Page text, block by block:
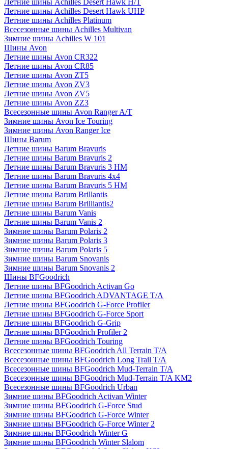
Летние шины Achilles Desert Hawk H/T
Летние шины Achilles Desert Hawk UHP
Летние шины Achilles Platinum
Всесезонные шины Achilles Multivan
Зимние шины Achilles W 101
Шины Avon
Летние шины Avon CR322
Летние шины Avon CR85
Летние шины Avon ZT5
Летние шины Avon ZV3
Летние шины Avon ZV5
Летние шины Avon ZZ3
Всесезонные шины Avon Ranger A/T
Зимние шины Avon Ice Touring
Зимние шины Avon Ranger Ice
Шины Barum
Летние шины Barum Bravuris
Летние шины Barum Bravuris 2
Летние шины Barum Bravuris 3 HM
Летние шины Barum Bravuris 4х4
Летние шины Barum Bravuris 5 HM
Летние шины Barum Brillantis
Летние шины Barum Brilliantis2
Летние шины Barum Vanis
Летние шины Barum Vanis 2
Зимние шины Barum Polaris 2
Зимние шины Barum Polaris 3
Зимние шины Barum Polaris 5
Зимние шины Barum Snovanis
Зимние шины Barum Snovanis 2
Шины BFGoodrich
Летние шины BFGoodrich Activan Go
Летние шины BFGoodrich ADVANTAGE T/A
Летние шины BFGoodrich G-Force Profiler
Летние шины BFGoodrich G-Force Sport
Летние шины BFGoodrich G-Grip
Летние шины BFGoodrich Profiler 2
Летние шины BFGoodrich Touring
Всесезонные шины BFGoodrich All Terrain T/A
Всесезонные шины BFGoodrich Long Trail T/A
Всесезонные шины BFGoodrich Mud-Terrain T/A
Всесезонные шины BFGoodrich Mud-Terrain T/A KM2
Всесезонные шины BFGoodrich Urban
Зимние шины BFGoodrich Activan Winter
Зимние шины BFGoodrich G-Force Stud
Зимние шины BFGoodrich G-Force Winter
Зимние шины BFGoodrich G-Force Winter 2
Зимние шины BFGoodrich Winter G
Зимние шины BFGoodrich Winter Slalom